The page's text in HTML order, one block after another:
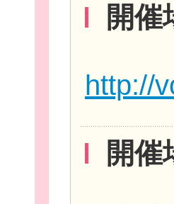
団体
お役
開催
http://
開催